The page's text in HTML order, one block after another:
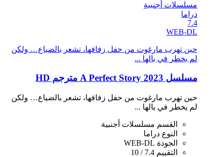
مسلسلات أجنبية
دراما
7.4
WEB-DL
حين تهرب مارغوت من حفل زفافها، تشعر بالضياع… ولكن
لم يخطر في بالها ...
مسلسل A Perfect Story 2023 مترجم HD
حين تهرب مارغوت من حفل زفافها، تشعر بالضياع… ولكن
لم يخطر في بالها ...
القسم مسلسلات أجنبية
النوع دراما
الجودة WEB-DL
التقييم 7.4 / 10